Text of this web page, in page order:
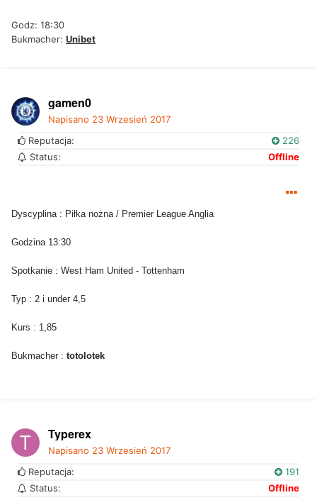
Godz: 18:30
Bukmacher: Unibet
gamen0
Napisano 23 Wrzesień 2017
Reputacja:
226
Status:
Offline
Dyscyplina : Piłka nożna / Premier League Anglia
Godzina 13:30
Spotkanie : West Ham United - Tottenham
Typ : 2 i under 4,5
Kurs : 1,85
Bukmacher : totolotek
Typerex
Napisano 23 Wrzesień 2017
Reputacja:
191
Status:
Offline